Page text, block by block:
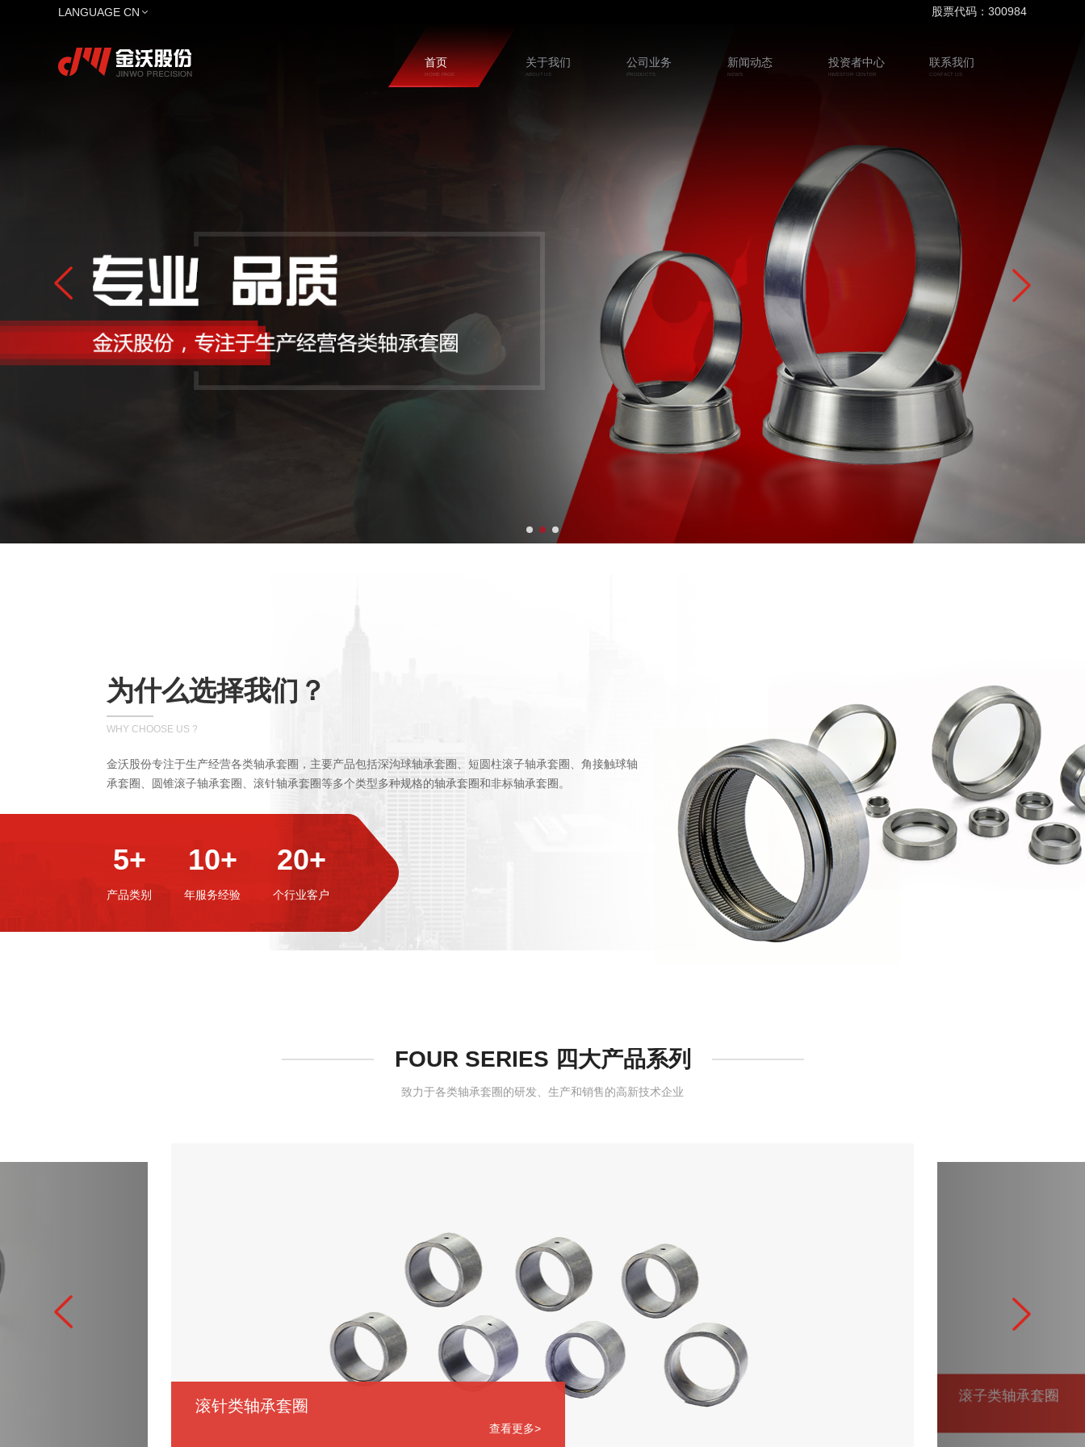
LANGUAGE CN 股票代码：300984
首页
HOME PAGE
关于我们
ABOUT US
公司业务
PRODUCTS
新闻动态
NEWS
投资者中心
INVESTOR CENTER
联系我们
CONTACT US
为什么选择我们？
WHY CHOOSE US ?
金沃股份专注于生产经营各类轴承套圈，主要产品包括深沟球轴承套圈、短圆柱滚子轴承套圈、角接触球轴
承套圈、圆锥滚子轴承套圈、滚针轴承套圈等多个类型多种规格的轴承套圈和非标轴承套圈。
5+
产品类别
10+
年服务经验
20+
个行业客户
FOUR SERIES 四大产品系列
致力于各类轴承套圈的研发、生产和销售的高新技术企业
滚针类轴承套圈
查看更多>
滚子类轴承套圈